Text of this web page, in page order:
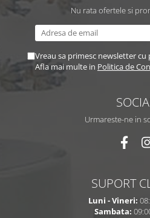
Nu rata ofertele si
Vreau sa primesc newsletter
Afla mai multe in Politica de
Urmareste-ne in
SUPORT
Luni - Vineri:
Sambata: